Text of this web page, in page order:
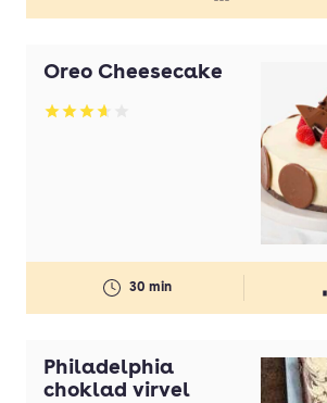
Tomater
Oreo Cheesecake
Betyg: 3.63 av 5
30 min
Philadelphia
choklad virvel